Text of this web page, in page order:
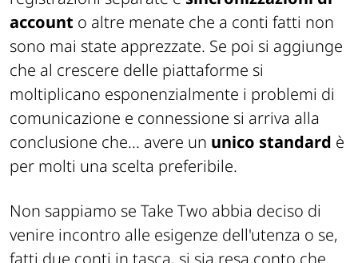
account o altre menate che a conti fatti non
sono mai state apprezzate. Se poi si aggiunge
che al crescere delle piattaforme si
moltiplicano esponenzialmente i problemi di
comunicazione e connessione si arriva alla
conclusione che... avere un unico standard è
per molti una scelta preferibile.
Non sappiamo se Take Two abbia deciso di
venire incontro alle esigenze dell'utenza o se,
fatti due conti in tasca, si sia resa conto che